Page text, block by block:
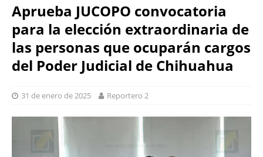
Aprueba JUCOPO convocatoria
para la elección extraordinaria de
las personas que ocuparán cargos
del Poder Judicial de Chihuahua
31 de enero de 2025 Reportero 2